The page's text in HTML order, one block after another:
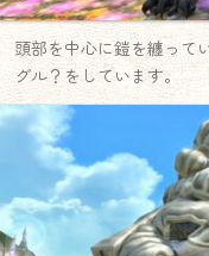
頭部を中心に鎧を纏って
グル？をしています。